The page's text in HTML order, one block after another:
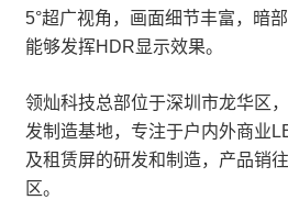
5°超广视角，画面细节丰富，暗
能够发挥HDR显示效果。
领灿科技总部位于深圳市龙华区
发制造基地，专注于户内外商业
及租赁屏的研发和制造，产品销
区。